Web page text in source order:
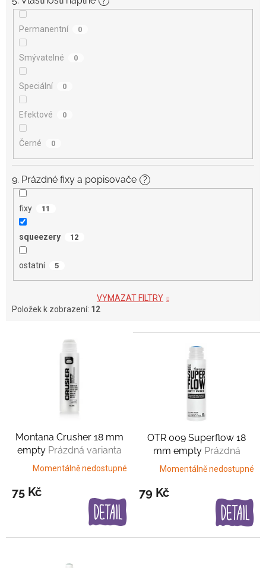
Permanentní 0
Smývatelné 0
Speciální 0
Efektové 0
Černé 0
9. Prázdné fixy a popisovače ?
fixy 11
squeezery 12
ostatní 5
VYMAZAT FILTRY
Položek k zobrazení: 12
ů
Montana Crusher 18 mm
empty Prázdná varianta
Momentálně nedostupné
75 Kč
OTR 009 Superflow 18
mm empty Prázdná
varianta
Momentálně nedostupné
79 Kč